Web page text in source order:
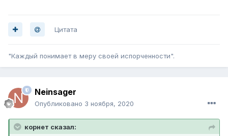
Цитата
"Каждый понимает в меру своей испорченности".
Neinsager
Опубликовано 3 ноября, 2020
корнет сказал: